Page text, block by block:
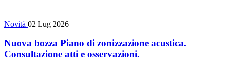
Novità 02 Lug 2026
Nuova bozza Piano di zonizzazione acustica.
Consultazione atti e osservazioni.